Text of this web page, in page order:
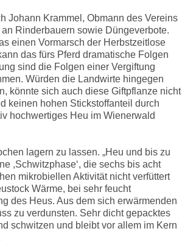
Johann Krammel, Obmann des Vereins
Rinderbauern sowie Düngeverbote.
einen Vormarsch der Herbstzeitlose
das fürs Pferd dramatische Folgen
sind die Folgen einer Vergiftung
Würden die Landwirte hingegen
könnte sich auch diese Giftpflanze nicht
keinen hohen Stickstoffanteil durch
hochwertiges Heu im Wienerwald
lagern zu lassen. „Heu und bis zu
,Schwitzphase‘, die sechs bis acht
mikrobiellen Aktivität nicht verfüttert
Wärme, bei sehr feucht
des Heus. Aus dem sich erwärmenden
zu verdunsten. Sehr dicht gepacktes
schwitzen und bleibt vor allem im Kern